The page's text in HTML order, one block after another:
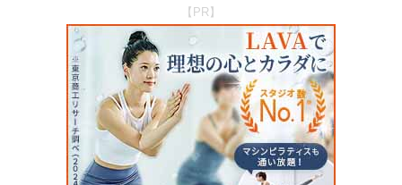
【PR】